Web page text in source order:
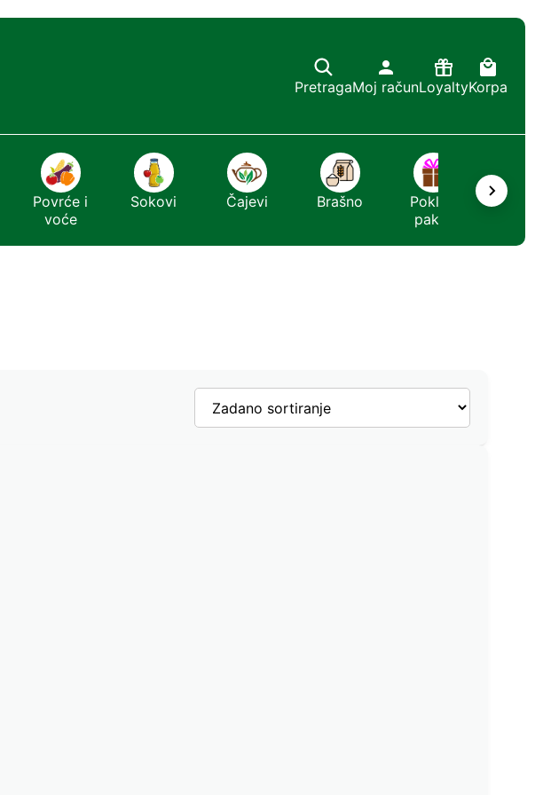
PretragaMoj računLoyaltyKorpa
Povrće i
voće
Sokovi Čajevi Brašno
Poklon
paket